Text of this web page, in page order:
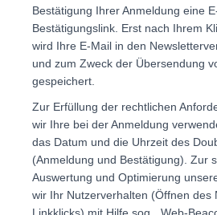
Bestätigung Ihrer Anmeldung eine
Bestätigungslink. Erst nach Ihrem
wird Ihre E-Mail in den
und zum Zweck der Übersendung
gespeichert.
Zur Erfüllung der rechtlichen
wir Ihre bei der Anmeldung
das Datum und die Uhrzeit des
(Anmeldung und Bestätigung). Zur
Auswertung und Optimierung
wir Ihr Nutzerverhalten (Öffnen des